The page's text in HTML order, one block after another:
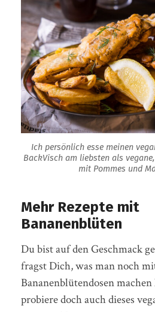
Ich persönlich esse meinen
BackVisch am liebsten als vegane,
mit Pommes und
Mehr Rezepte mit
Bananenblüten
Du bist auf den Geschmack
fragst Dich, was man noch
Bananenblütendosen
probiere doch auch dieses